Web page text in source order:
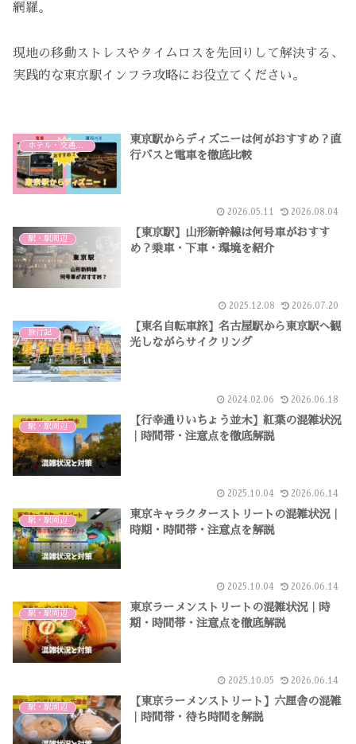
網羅。
現地の移動ストレスやタイムロスを先回りして解決する、
実践的な東京駅インフラ攻略にお役立てください。
東京駅からディズニーは何がおすすめ？直
行バスと電車を徹底比較
2026.05.11 2026.08.04
駅・駅周辺
【東京駅】山形新幹線は何号車がおすす
め？乗車・下車・環境を紹介
2025.12.08 2026.07.20
旅行記
【東名自転車旅】名古屋駅から東京駅へ観
光しながらサイクリング
2024.02.06 2026.06.18
駅・駅周辺
【行幸通りいちょう並木】紅葉の混雑状況
｜時間帯・注意点を徹底解説
2025.10.04 2026.06.14
駅・駅周辺
東京キャラクターストリートの混雑状況｜
時期・時間帯・注意点を解説
2025.10.04 2026.06.14
駅・駅周辺
東京ラーメンストリートの混雑状況｜時
期・時間帯・注意点を徹底解説
2025.10.05 2026.06.14
駅・駅周辺
【東京ラーメンストリート】六厘舎の混雑
｜時間帯・待ち時間を解説